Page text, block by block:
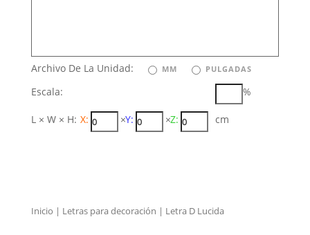
Archivo De La Unidad: MM PULGADAS
Escala: %
L × W × H: X: ×Y: ×Z: cm
Inicio | Letras para decoración | Letra D Lucida